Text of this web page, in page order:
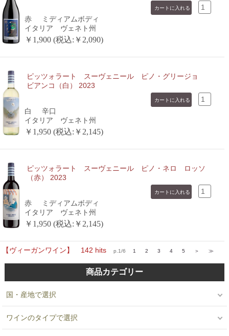
赤
ミディアムボディ
イタリア ヴェネト州
￥1,900 (税込:￥2,090)
ピッツォラート スーヴェニール ピノ・グリージョ
ビアンコ（白） 2023
白
辛口
イタリア ヴェネト州
￥1,950 (税込:￥2,145)
ピッツォラート スーヴェニール ピノ・ネロ ロッソ
（赤） 2023
赤
ミディアムボディ
イタリア ヴェネト州
￥1,950 (税込:￥2,145)
【ヴィーガンワイン】 142 hitsp.1/6 1 2 3 4 5 ＞ ≫
商品カテゴリー
国・産地で選択
ワインのタイプで選択